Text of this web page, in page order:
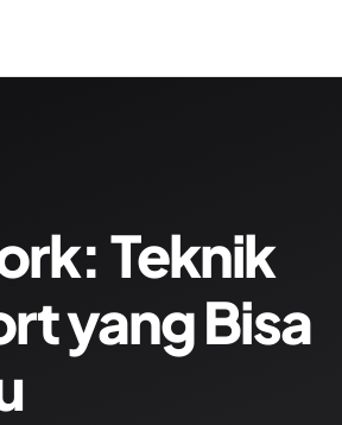
Teknik
yang Bisa